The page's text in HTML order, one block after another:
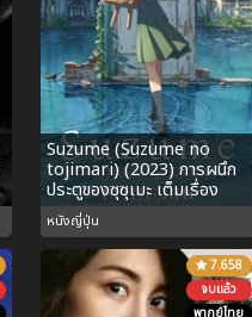
Suzume (Suzume no
tojimari) (2023) การผนึก
ประตูของซุซุเมะ เต็มเรื่อง
หนังญี่ปุ่น
7.658
จบแล้ว